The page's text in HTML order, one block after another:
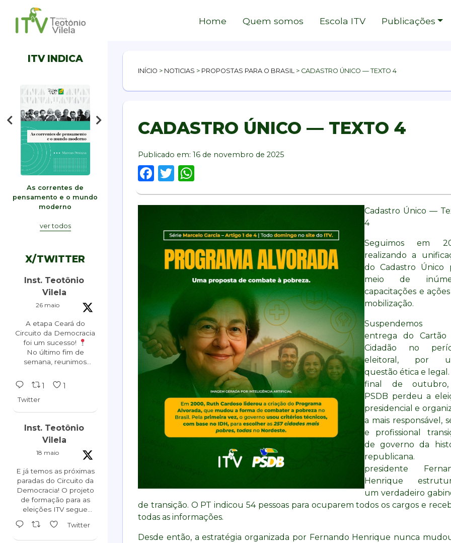
Home Quem somos Escola ITV Publicações
ITV INDICA
As correntes de
pensamento e o mundo
moderno
ver todos
X/TWITTER
Inst. Teotônio
Vilela
26 maio
A etapa Ceará do
Circuito da Democracia
foi um sucesso!
No último fim de
semana, reunimos
candidatos e
especialistas em mais
um encontro de
1 1
Twitter
Inst. Teotônio
Vilela
18 maio
E já temos as próximas
paradas do Circuito da
Democracia! O projeto
de formação para as
eleições ITV segue
percorrendo o Brasil e
as próximas etapas já
Twitter
INÍCIO > NOTICIAS > PROPOSTAS PARA O BRASIL > CADASTRO ÚNICO — TEXTO 4
CADASTRO ÚNICO — TEXTO 4
Publicado em: 16 de novembro de 2025
Facebook
Twitter
Cadastro Único —
4
Seguimos em
realizando a
do Cadastro Único
meio de
capacitações e
mobilização.
entrega do Cartão
Cidadão no
eleitoral, por
questão ética e legal.
final de
PSDB perdeu a
presidencial e
a mais responsável,
e profissional
de governo da
republicana.
presidente
Henrique
um verdadeiro
de transição. O PT indicou 54 pessoas para ocuparem todos os cargos e
todas as informações.
Desde então, a estratégia organizada por Fernando Henrique nunca